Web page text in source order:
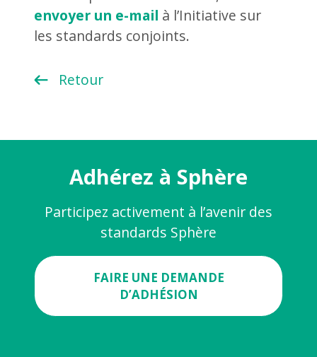
envoyer un e-mail à l’Initiative sur
les standards conjoints.
Retour
Adhérez à Sphère
Participez activement à l’avenir des
standards Sphère
FAIRE UNE DEMANDE
D’ADHÉSION